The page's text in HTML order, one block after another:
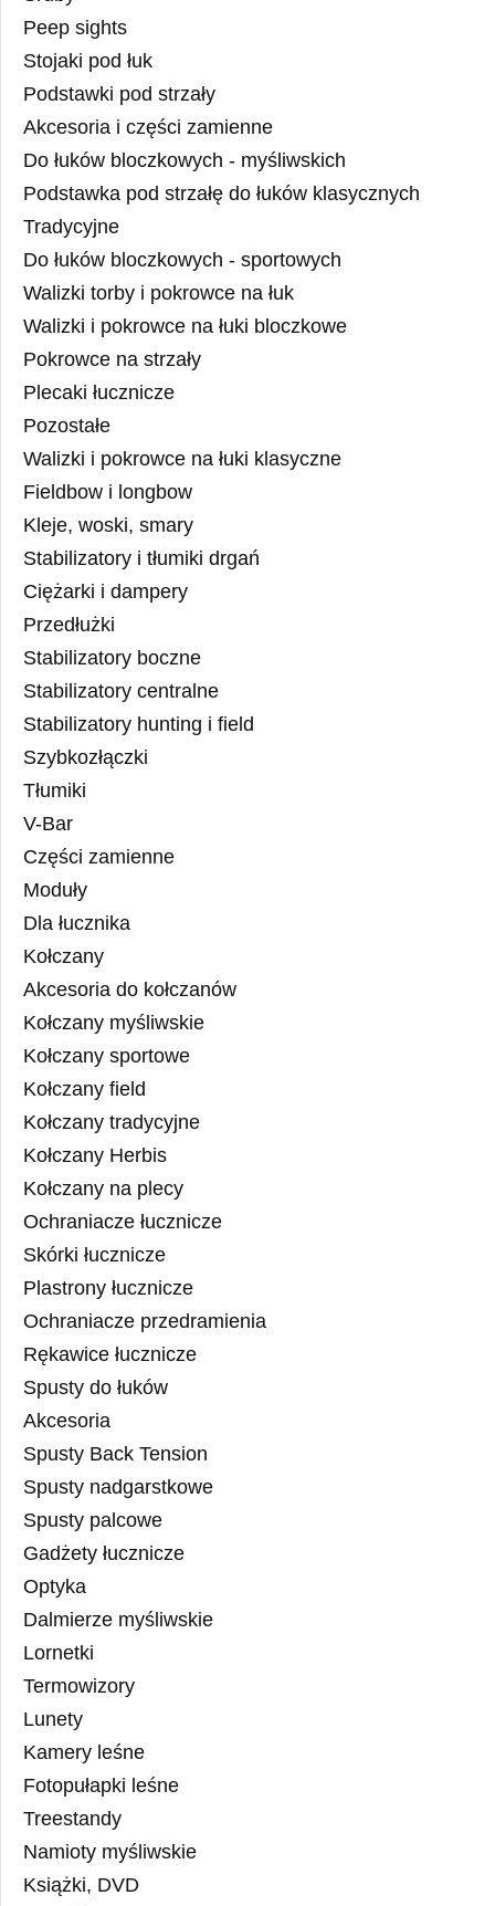
Peep sights
Stojaki pod łuk
Podstawki pod strzały
Akcesoria i części zamienne
Do łuków bloczkowych - myśliwskich
Podstawka pod strzałę do łuków klasycznych
Tradycyjne
Do łuków bloczkowych - sportowych
Walizki torby i pokrowce na łuk
Walizki i pokrowce na łuki bloczkowe
Pokrowce na strzały
Plecaki łucznicze
Pozostałe
Walizki i pokrowce na łuki klasyczne
Fieldbow i longbow
Kleje, woski, smary
Stabilizatory i tłumiki drgań
Ciężarki i dampery
Przedłużki
Stabilizatory boczne
Stabilizatory centralne
Stabilizatory hunting i field
Szybkozłączki
Tłumiki
V-Bar
Części zamienne
Moduły
Dla łucznika
Kołczany
Akcesoria do kołczanów
Kołczany myśliwskie
Kołczany sportowe
Kołczany field
Kołczany tradycyjne
Kołczany Herbis
Kołczany na plecy
Ochraniacze łucznicze
Skórki łucznicze
Plastrony łucznicze
Ochraniacze przedramienia
Rękawice łucznicze
Spusty do łuków
Akcesoria
Spusty Back Tension
Spusty nadgarstkowe
Spusty palcowe
Gadżety łucznicze
Optyka
Dalmierze myśliwskie
Lornetki
Termowizory
Lunety
Kamery leśne
Fotopułapki leśne
Treestandy
Namioty myśliwskie
Książki, DVD